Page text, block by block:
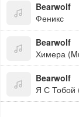
Bearwolf
Феникс
Bearwolf
Bearwolf